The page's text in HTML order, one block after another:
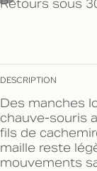
Retours sous
DESCRIPTION
Des manches
chauve-souris
fils de
maille reste
mouvements